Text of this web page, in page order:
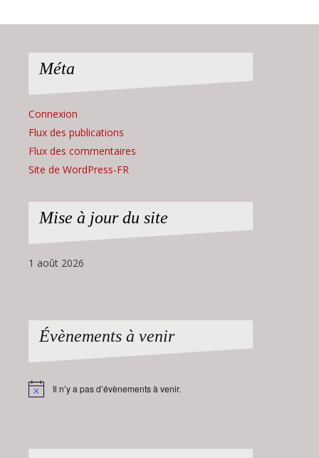
Méta
Connexion
Flux des publications
Flux des commentaires
Site de WordPress-FR
Mise à jour du site
1 août 2026
Évènements à venir
Notice Il n’y a pas d’évènements à venir.